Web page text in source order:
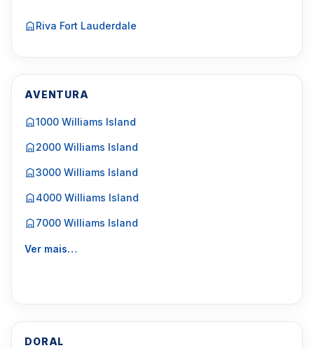
Riva Fort Lauderdale
AVENTURA
1000 Williams Island
2000 Williams Island
3000 Williams Island
4000 Williams Island
7000 Williams Island
Ver mais…
DORAL